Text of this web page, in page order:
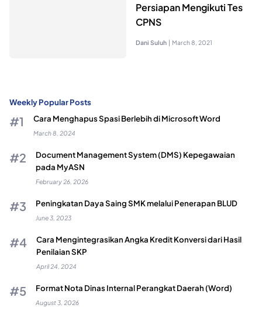
Persiapan Mengikuti Tes
CPNS
Dani Suluh | March 8, 2021
Weekly Popular Posts
Cara Menghapus Spasi Berlebih di Microsoft Word
March 8, 2024
Document Management System (DMS) Kepegawaian
pada MyASN
February 26, 2026
Peningkatan Daya Saing SMK melalui Penerapan BLUD
June 3, 2023
Cara Mengintegrasikan Angka Kredit Konversi dari Hasil
Penilaian SKP
April 24, 2024
Format Nota Dinas Internal Perangkat Daerah (Word)
August 3, 2026